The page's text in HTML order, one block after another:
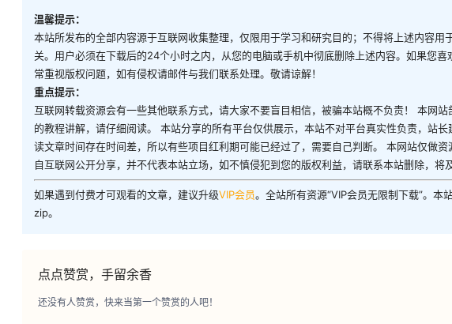
温馨提示：
本站所发布的全部内容源于互联网收集整理，仅限用于学习和研究目的；不得将上述内容
关。用户必须在下载后的24个小时之内，从您的电脑或手机中彻底删除上述内容。如果您
常重视版权问题，如有侵权请邮件与我们联系处理。敬请谅解！
重点提示：
互联网转载资源会有一些其他联系方式，请大家不要盲目相信，被骗本站概不负责！ 本网
的教程讲解，请仔细阅读。 本站分享的所有平台仅供展示，本站不对平台真实性负责，站
读文章时间存在时间差，所以有些项目红利期可能已经过了，需要自己判断。 本网站仅做
自互联网公开分享，并不代表本站立场，如不慎侵犯到您的版权利益，请联系本站删除，将
如果遇到付费才可观看的文章，建议升级VIP会员。全站所有资源“VIP会员无限制下载”。
zip。
点点赞赏，手留余香
还没有人赞赏，快来当第一个赞赏的人吧！